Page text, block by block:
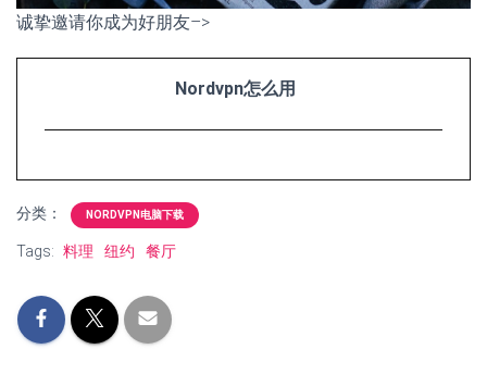
诚挚邀请你成为好朋友–>
Nordvpn怎么用
分类： NORDVPN电脑下载
Tags: 料理 纽约 餐厅